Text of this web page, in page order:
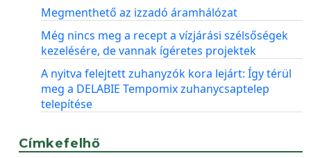
Megmenthető az izzadó áramhálózat
Még nincs meg a recept a vízjárási szélsőségek
kezelésére, de vannak ígéretes projektek
A nyitva felejtett zuhanyzók kora lejárt: Így térül
meg a DELABIE Tempomix zuhanycsaptelep
telepítése
Címkefelhő